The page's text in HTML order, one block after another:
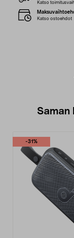
Katso
Katso ostoehdot
-31%